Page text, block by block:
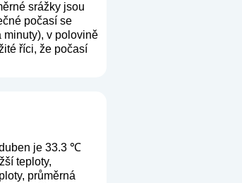
srážky jsou
počasí se
minuty), v polovině
říci, že počasí
je 33.3 ℃
teploty,
průměrná